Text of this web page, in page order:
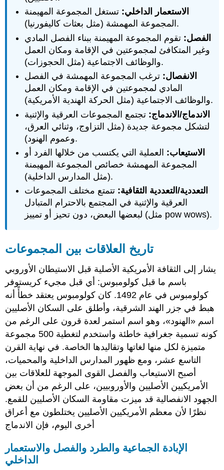
الاستعمار الداخلي: تستغل المجموعة المهيمنة
المجموعة المهمشة (مثل بعثات كاليفورنيا).
الفصل: تقوم المجموعة المهيمنة ببناء الفصل المادي
وغير المتكافئ لمجموعتين في الإقامة ومكان العمل
والوظائف الاجتماعية (مثل الحجوزات).
الانفصال: ترغب المجموعة المهمشة في الفصل
المادي لمجموعتين في الإقامة ومكان العمل
والوظائف الاجتماعية (مثل الحركة الهندية الأمريكية).
الاندماج/الاندماج: تجتمع المجموعات العرقية والإثنية
لتشكل مجموعة جديدة (مثل التزاوج، وثنائي العرق،
وعموم الهنود).
الاستيعاب: العملية التي يكتسب من خلالها الفرد أو
المجموعة المهمشة خصائص المجموعة المهيمنة
(مثل المدارس الداخلية).
التعددية/التعددية الثقافية: تتمتع مختلف المجموعات
العرقية والإثنية في المجتمع بالاحترام المتبادل
لبعضها البعض، دون تحيز أو تمييز (مثل pow wows).
تاريخ العلاقات بين المجموعات
يشار إلى الثقافة الأمريكية الأصلية قبل الاستيطان الأوروبي
باسم ما قبل كولومبوس: أي قبل مجيء كريستوفر
كولومبوس في عام 1492. كان كولومبوس يعتقد خطأً أنه
هبط في جزر الهند الشرقية، وأطلق على السكان الأصليين
اسم «الهنود»، وهو اسم استمر لعدة قرون على الرغم من
كونه تسمية جغرافية خاطئة واستخدم لتغطية 500 مجموعة
متميزة لكل منها لغاتها وتقاليدها الخاصة. في نهاية القرن
التاسع عشر، ومع ظهور المدارس الداخلية والمحميات،
أصبح الاستيعاب والفصل القوى الموجهة للعلاقات بين
الأمريكيين الأصليين والأوروبيين، على الرغم من أن بعض
الجهود الانفصالية قد ميزت مقاومة السكان الأصليين للقمع.
نظرًا لأن معظم الأمريكيين الأصليين يختلطون مع أعراق
أخرى اليوم، فإن الاندماج
الإبادة الجماعية والطرد والفصل والاستعمار
الداخلي